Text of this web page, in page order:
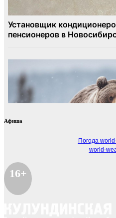
Афиша
Погода
world-
16+